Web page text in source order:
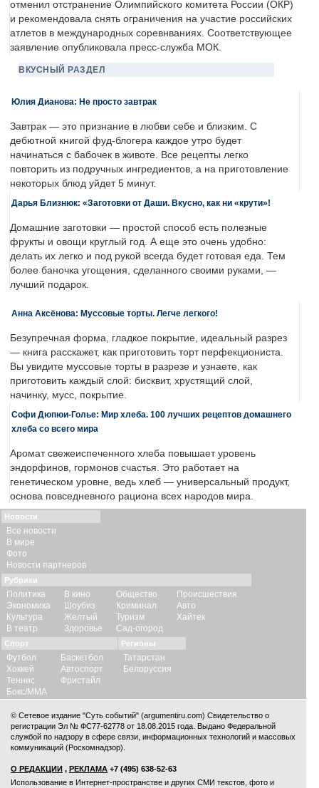
отменил отстранение Олимпийского комитета России (ОКР)
и рекомендовала снять ограничения на участие российских
атлетов в международных соревнваниях. Соответствующее
заявление опубликовала пресс-служба МОК.
ВКУСНЫЙ РАЗДЕЛ
Юлия Дианова: Не просто завтрак
Завтрак — это признание в любви себе и близким. С
дебютной книгой фуд-блогера каждое утро будет
начинаться с бабочек в животе. Все рецепты легко
повторить из подручных ингредиентов, а на приготовление
некоторых блюд уйдет 5 минут.
Дарья Близнюк: «Заготовки от Даши. Вкусно, как ни «крути»!
Домашние заготовки — простой способ есть полезные
фрукты и овощи круглый год. А еще это очень удобно:
делать их легко и под рукой всегда будет готовая еда. Тем
более баночка угощения, сделанного своими руками, —
лучший подарок.
Анна Аксёнова: Муссовые торты. Легче легкого!
Безупречная форма, гладкое покрытие, идеальный разрез
— книга расскажет, как приготовить торт перфекциониста.
Вы увидите муссовые торты в разрезе и узнаете, как
приготовить каждый слой: бисквит, хрустящий слой,
начинку, мусс, покрытие.
Софи Дюпюи-Голье: Мир хлеба. 100 лучших рецептов домашнего
хлеба со всего мира
Аромат свежеиспеченного хлеба повышает уровень
эндорфинов, гормонов счастья. Это работает на
генетическом уровне, ведь хлеб — универсальный продукт,
основа повседневного рациона всех народов мира.
Новости
Все новости
В мире
Фото
Новости партнеров
Рубрики
Политика
Экономика
Культура
В театр
В кино
Шоубиз
Желтый
Здоровье
Общество
Криминал
Туризм
Сад-огород
Происшествия
Авто
Хайтек
Спорт
Футбол
Хоккей
Теннис
Бокс/ММА
Баскетбол
Автоспорт
Фристайл
Регионы
Татарстан
Белоруссия
© Сетевое издание "Суть событий" (argumentiru.com) Свидетельство о
регистрации Эл № ФС77-62778 от 18.08.2015 года. Выдано Федеральной
службой по надзору в сфере связи, информационных технологий и массовых
коммуникаций (Роскомнадзор).
О РЕДАКЦИИ , РЕКЛАМА +7 (495) 638-52-63
Использование в Интернет-пространстве и других СМИ текстов, фото и